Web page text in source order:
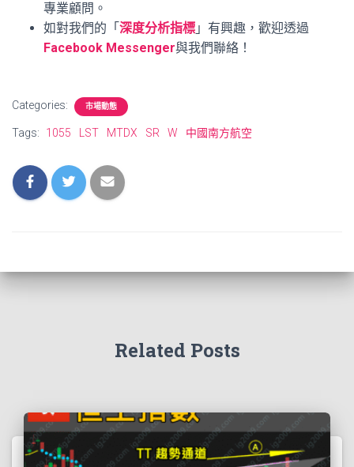
專業顧問。
如對我們的「 深度分析指標 」有興趣，歡迎透過
Facebook Messenger與我們聯絡！
Categories: 市場動態
Tags: 1055 LST MTDX SR W 中國南方航空
Related Posts